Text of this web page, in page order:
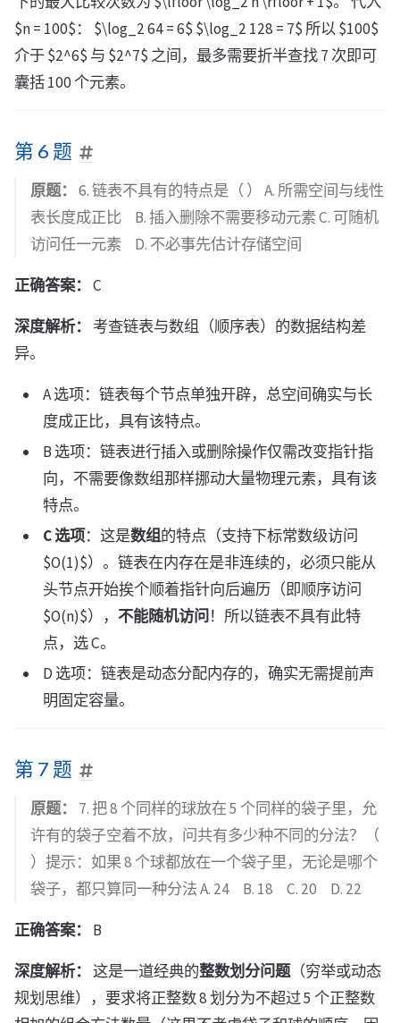
$n = 100$： $\log_2 64 = 6$ $\log_2 128 = 7$ 所以 $100$
介于 $2^6$ 与 $2^7$ 之间，最多需要折半查找 7 次即可
囊括 100 个元素。
第 6 题
原题： 6. 链表不具有的特点是（ ） A. 所需空间与线性
表长度成正比 B. 插入删除不需要移动元素 C. 可随机
访问任一元素 D. 不必事先估计存储空间
正确答案： C
深度解析：
考查链表与数组（顺序表）的数据结构差
异。
A 选项：链表每个节点单独开辟，总空间确实与长
度成正比，具有该特点。
B 选项：链表进行插入或删除操作仅需改变指针指
向，不需要像数组那样挪动大量物理元素，具有该
特点。
C 选项：这是数组的特点（支持下标常数级访问
$O(1)$）。链表在内存在是非连续的，必须只能从
头节点开始挨个顺着指针向后遍历（即顺序访问
$O(n)$）， 不能随机访问 ！所以链表不具有此特
点，选 C。
D 选项：链表是动态分配内存的，确实无需提前声
明固定容量。
第 7 题
原题：
7. 把 8 个同样的球放在 5 个同样的袋子里，允
许有的袋子空着不放，问共有多少种不同的分法？（
）提示：如果 8 个球都放在一个袋子里，无论是哪个
袋子，都只算同一种分法 A. 24 B. 18 C. 20 D. 22
正确答案： B
深度解析： 这是一道经典的整数划分问题（穷举或动态
规划思维），要求将正整数 8 划分为不超过 5 个正整数